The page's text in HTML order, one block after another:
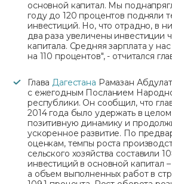
основной капитал. Мы
году до 120 процентов подняли
инвестиций. Но, что отрадно, в
два раза увеличены инвестиции
капитала. Средняя зарплата у
на 110 процентов", - отчитался
Глава Дагестана Рамазан
с ежегодным Посланием
республики. Он сообщил, что
2014 года было удержать в
позитивную динамику и
ускоренное развитие. По
оценкам, темпы роста
сельского хозяйства составили
инвестиций в основной капитал
а объем выполненных работ в